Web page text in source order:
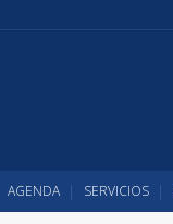
AGENDA SERVICIOS